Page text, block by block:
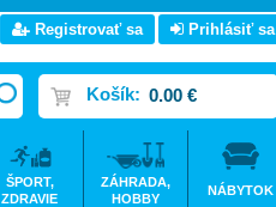
Registrovať sa Prihlásiť sa
Košík: 0.00 €
ŠPORT,
ZDRAVIE
ZÁHRADA,
HOBBY
NÁBYTOK